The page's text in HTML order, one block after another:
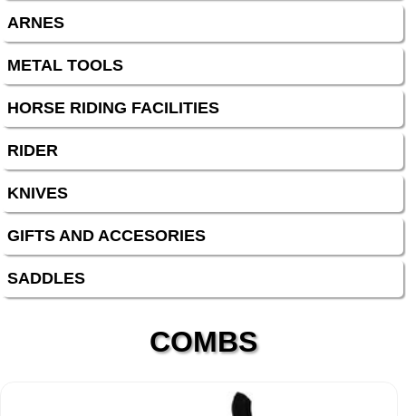
ARNES
METAL TOOLS
HORSE RIDING FACILITIES
RIDER
KNIVES
GIFTS AND ACCESORIES
SADDLES
COMBS